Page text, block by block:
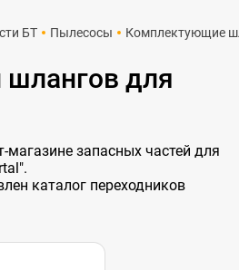
БТ Пылесосы Комплектующие
шлангов для
магазине запасных частей для
каталог переходников